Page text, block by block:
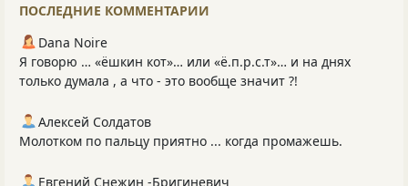
ПОСЛЕДНИЕ КОММЕНТАРИИ
Dana Noire
Я говорю … «ёшкин кот»… или «ё.п.р.с.т»… и на днях
только думала , а что - это вообще значит ?!
Алексей Солдатов
Молотком по пальцу приятно ... когда промажешь.
Евгений Снежин -Бригиневич